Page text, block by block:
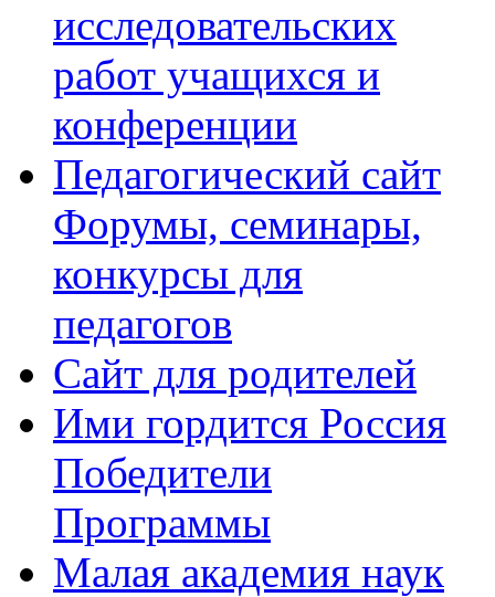
исследовательских
работ учащихся и
конференции
Педагогический сайт
Форумы, семинары,
конкурсы для
педагогов
Сайт для родителей
Ими гордится Россия
Победители
Программы
Малая академия наук